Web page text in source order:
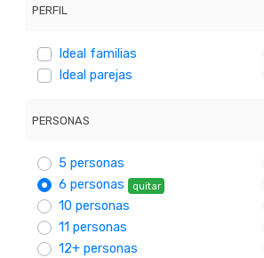
PERFIL
Ideal familias
Ideal parejas
PERSONAS
5 personas
6 personas quitar
10 personas
11 personas
12+ personas